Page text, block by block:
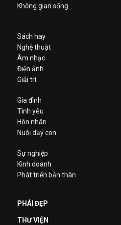
Không gian sống
Sách hay
Nghệ thuật
Âm nhạc
Điện ảnh
Giải trí
Gia đình
Tình yêu
Hôn nhân
Nuôi dạy con
Sự nghiệp
Kinh doanh
Phát triển bản thân
PHÁI ĐẸP
THƯ VIỆN